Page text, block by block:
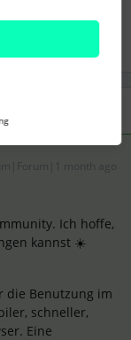
Ich hoffe,
kannst ☀️
die Benutzung im
schneller,
Eine